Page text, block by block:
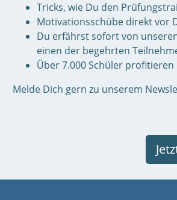
Tricks, wie Du den
Motivationsschübe direkt vor
Du erfährst sofort von
einen der begehrten
Über 7.000 Schüler
Melde Dich gern zu unserem